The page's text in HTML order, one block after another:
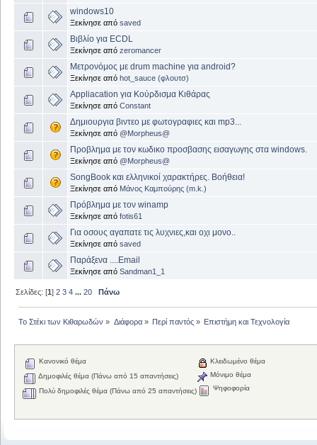
windows10
Ξεκίνησε από saved
Βιβλίο για ECDL
Ξεκίνησε από zeromancer
Μετρονόμος με drum machine για android?
Ξεκίνησε από hot_sauce (φλουτσ)
Appliacation για Κούρδισμα Κιθάρας
Ξεκίνησε από Constant
Δημιουργια βιντεο με φωτογραφιες και mp3...
Ξεκίνησε από @Morpheus@
Προβλημα με τον κωδικο προσβασης εισαγωγης στα windows.
Ξεκίνησε από @Morpheus@
SongBook και ελληνικοί χαρακτήρες. Βοήθεια!
Ξεκίνησε από Μάνος Καμπούρης (m.k.)
Πρόβλημα με τον winamp
Ξεκίνησε από fotis61
Για οσους αγαπατε τις λυχνιες,και οχι μονο..
Ξεκίνησε από saved
Παράξενα ....Email
Ξεκίνησε από Sandman1_1
Σελίδες: [1]2 3 4 ...20 Πάνω
Το Στέκι των Κιθαρωδών » Διάφορα» Περί παντός» Επιστήμη και Τεχνολογία
Κανονικό θέμα
Δημοφιλές θέμα (Πάνω από 15 απαντήσεις)
Πολύ δημοφιλές θέμα (Πάνω από 25 απαντήσεις)
Κλειδωμένο θέμα
Μόνιμο θέμα
Ψηφοφορία